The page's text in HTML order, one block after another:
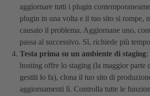
aggiornare tutti i plugin
plugin in una volta e il tuo sito si rompe,
causato il problema. Aggiornane uno,
passa al successivo. Sì, richiede più
Testa prima su un ambiente di staging:
hosting offre lo staging (la maggior parte
gestiti lo fa), clona il tuo sito di
aggiornamenti lì. Controlla tutte le